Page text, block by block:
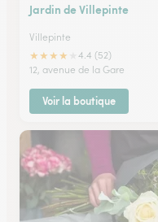
Jardin de Villepinte
Villepinte
★★★★
4.4 (52)
12, avenue de la Gare
Voir la boutique